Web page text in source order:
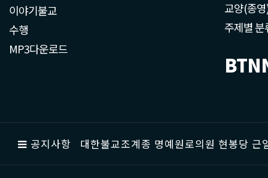
이야기불교
수행
MP3다운로드
교양(종
주제별 분
공지사항 대한불교조계종 명예원로의원 현봉당